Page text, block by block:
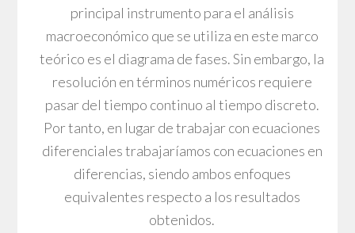
principal instrumento para el análisis
macroeconómico que se utiliza en este marco
teórico es el diagrama de fases. Sin embargo, la
resolución en términos numéricos requiere
pasar del tiempo continuo al tiempo discreto.
Por tanto, en lugar de trabajar con ecuaciones
diferenciales trabajaríamos con ecuaciones en
diferencias, siendo ambos enfoques
equivalentes respecto a los resultados
obtenidos.